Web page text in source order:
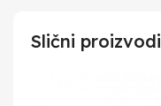
Slični proizvodi